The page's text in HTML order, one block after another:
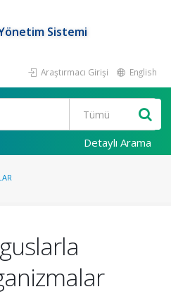
Sistemi
Araştırmacı Girişi English
Detaylı Arama